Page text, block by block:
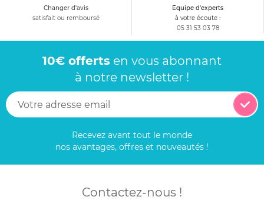
Changer d'avis
satisfait ou remboursé
Equipe d'experts
à votre écoute :
05 31 53 03 78
10€ offerts en vous abonnant
à notre newsletter !
Recevez avant tout le monde
nos avantages, offres et nouveautés !
Contactez-nous !